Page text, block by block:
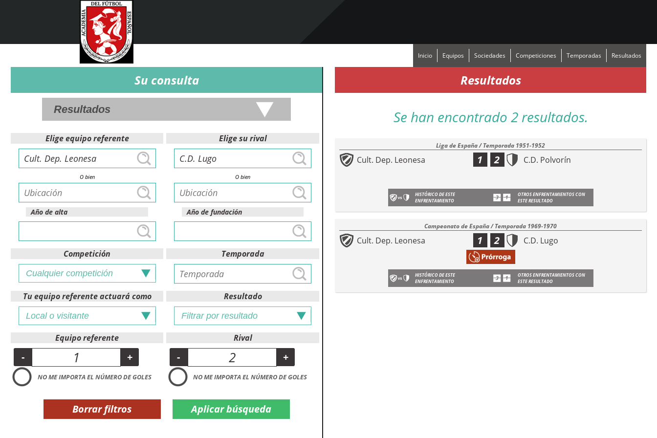
Inicio Equipos Sociedades Competiciones Temporadas Resultados
Su consulta
Elige equipo referente
O bien
Año de alta
Elige su rival
O bien
Año de fundación
Competición Temporada
Tu equipo referente actuará como Resultado
Equipo referente
- +
NO ME IMPORTA EL NÚMERO DE GOLES
Rival
- +
NO ME IMPORTA EL NÚMERO DE GOLES
Borrar filtros
Resultados
Se han encontrado 2 resultados.
Liga de España / Temporada 1951-1952
Cult. Dep. Leonesa 1 C.D. Polvorín
2
HISTÓRICO DE ESTE
ENFRENTAMIENTO
OTROS ENFRENTAMIENTOS CON
ESTE RESULTADO
Campeonato de España / Temporada 1969-1970
Cult. Dep. Leonesa 1 C.D. Lugo
2
HISTÓRICO DE ESTE
ENFRENTAMIENTO
OTROS ENFRENTAMIENTOS CON
ESTE RESULTADO